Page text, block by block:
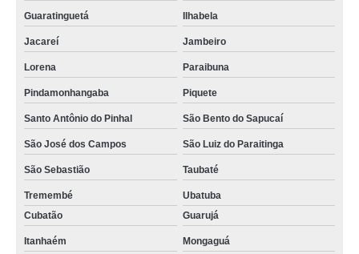
Guaratinguetá Ilhabela
Jacareí Jambeiro
Lorena Paraibuna
Pindamonhangaba Piquete
Santo Antônio do Pinhal São Bento do Sapucaí
São José dos Campos São Luiz do Paraitinga
São Sebastião Taubaté
Tremembé
Ubatuba
Cubatão
Guarujá
Itanhaém Mongaguá